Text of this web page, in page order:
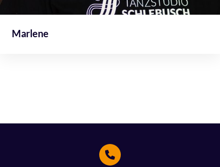
Marlene